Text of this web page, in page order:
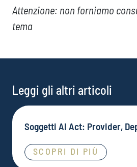
Attenzione: non forniamo
tema
Leggi gli altri articoli
Soggetti AI Act: Provider,
SCOPRI DI PIÙ